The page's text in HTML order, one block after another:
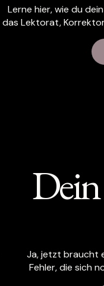
Lerne hier, wie du
das Lektorat,
Ja, jetzt braucht
Fehler, die sich